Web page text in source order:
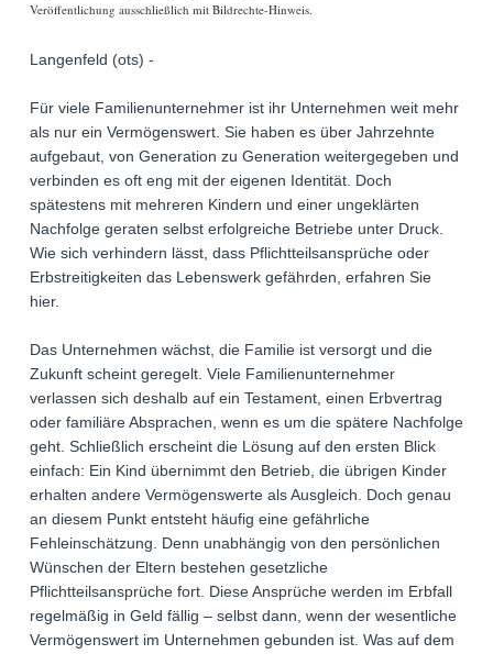
Veröffentlichung ausschließlich mit Bildrechte-Hinweis.
Langenfeld (ots) -
Für viele Familienunternehmer ist ihr Unternehmen weit mehr
als nur ein Vermögenswert. Sie haben es über Jahrzehnte
aufgebaut, von Generation zu Generation weitergegeben und
verbinden es oft eng mit der eigenen Identität. Doch
spätestens mit mehreren Kindern und einer ungeklärten
Nachfolge geraten selbst erfolgreiche Betriebe unter Druck.
Wie sich verhindern lässt, dass Pflichtteilsansprüche oder
Erbstreitigkeiten das Lebenswerk gefährden, erfahren Sie
hier.
Das Unternehmen wächst, die Familie ist versorgt und die
Zukunft scheint geregelt. Viele Familienunternehmer
verlassen sich deshalb auf ein Testament, einen Erbvertrag
oder familiäre Absprachen, wenn es um die spätere Nachfolge
geht. Schließlich erscheint die Lösung auf den ersten Blick
einfach: Ein Kind übernimmt den Betrieb, die übrigen Kinder
erhalten andere Vermögenswerte als Ausgleich. Doch genau
an diesem Punkt entsteht häufig eine gefährliche
Fehleinschätzung. Denn unabhängig von den persönlichen
Wünschen der Eltern bestehen gesetzliche
Pflichtteilsansprüche fort. Diese Ansprüche werden im Erbfall
regelmäßig in Geld fällig – selbst dann, wenn der wesentliche
Vermögenswert im Unternehmen gebunden ist. Was auf dem